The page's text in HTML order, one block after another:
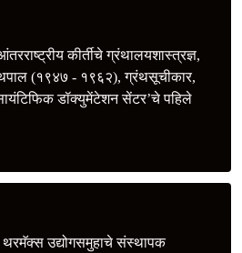
कीर्तीचे ग्रंथालयशास्त्रज्ञ,
(१९४७ - १९६२), ग्रंथसूचीकार,
डॉक्युमेंटेशन सेंटर’चे पहिले
थरमॅक्स उद्योगसमुहाचे संस्थापक